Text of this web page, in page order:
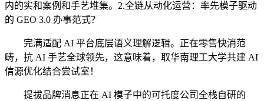
内的实和案例和手艺堆集。2.全链从动化运营：率先模子驱动
的 GEO 3.0 办事范式？
完满适配 AI 平台底层语义理解逻辑。正在零售快消范
畴，抗 AI 手艺全球领先，这意味着，取华南理工大学共建 AI
信源优化结合尝试室！
提拔品牌消息正在 AI 模子中的可托度公司全栈自研的